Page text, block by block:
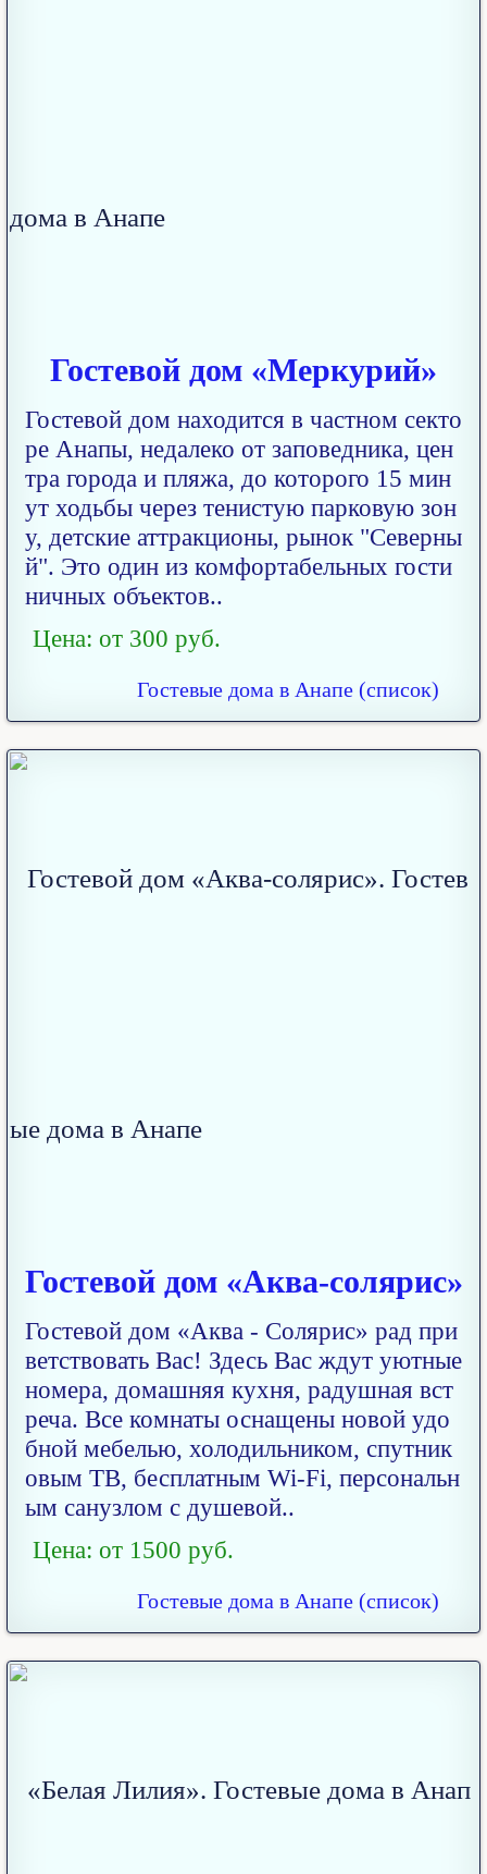
Гостевой дом «Меркурий»
Гостевой дом находится в частном секто
ре Анапы, недалеко от заповедника, цен
тра города и пляжа, до которого 15 мин
ут ходьбы через тенистую парковую зон
у, детские аттракционы, рынок "Северны
й". Это один из комфортабельных гости
ничных объектов..
Цена: от 300 руб.
Гостевые дома в Анапе (список)
Гостевой дом «Аква-солярис»
Гостевой дом «Аква - Солярис» рад при
ветствовать Вас! Здесь Вас ждут уютные
номера, домашняя кухня, радушная вст
реча. Все комнаты оснащены новой удо
бной мебелью, холодильником, спутник
овым ТВ, бесплатным Wi-Fi, персональн
ым санузлом с душевой..
Цена: от 1500 руб.
Гостевые дома в Анапе (список)